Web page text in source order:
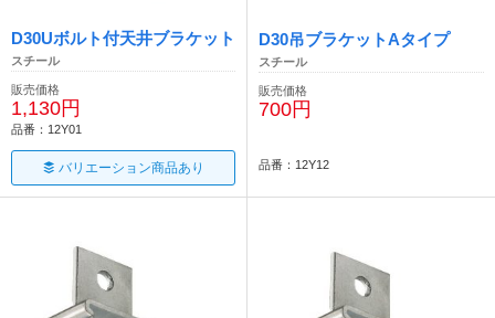
D30Uボルト付天井ブラケット
スチール
販売価格
1,130円
品番：12Y01
バリエーション商品あり
D30吊ブラケットAタイプ
スチール
販売価格
700円
品番：12Y12